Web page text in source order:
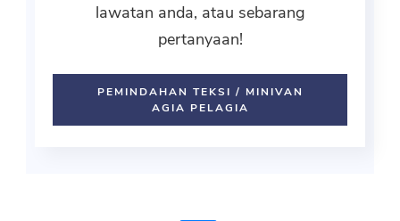
lawatan anda, atau sebarang
pertanyaan!
PEMINDAHAN TEKSI / MINIVAN
AGIA PELAGIA